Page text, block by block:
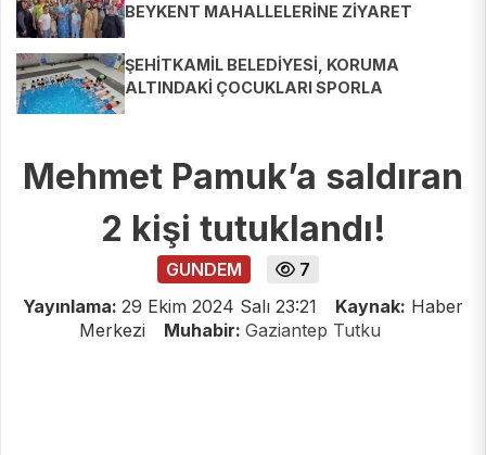
BEYKENT MAHALLELERİNE ZİYARET
ŞEHİTKAMİL BELEDİYESİ, KORUMA
ALTINDAKİ ÇOCUKLARI SPORLA
Mehmet Pamuk’a saldıran
2 kişi tutuklandı!
GUNDEM
7
Yayınlama: 29 Ekim 2024 Salı 23:21 Kaynak: Haber
Merkezi
Muhabir: Gaziantep Tutku